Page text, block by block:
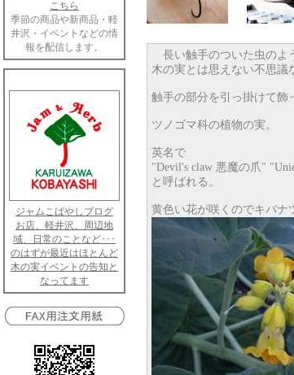
こちら
季節の商品や新商品・軽
井沢・イベントなどの情
報を配信します。
ジャムこばやしブログ
お店、軽井沢、周辺地
域、日常のことなど･･･
のはずが最近はほとんど
木の実イベントの告知と
なってます
長い触手のついた虫のよ
木の実とは思えない不思議
触手の部分を引っ掛けて飾
ツノゴマ科の植物の実。
英名で
"Devil's claw 悪魔の爪"
と呼ばれる。
黄色い花が咲くのでキバナ